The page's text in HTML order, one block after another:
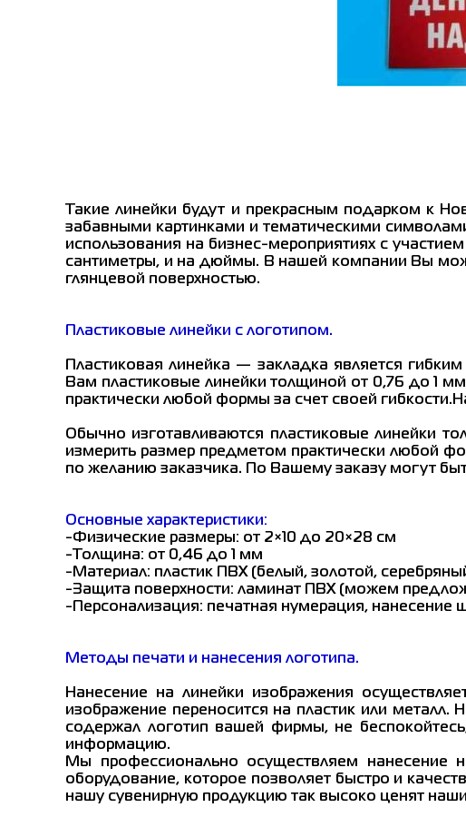
Такие линейки будут и прекрасным подарком к
забавными картинками и тематическими
использования на бизнес-мероприятиях с
сантиметры, и на дюймы. В нашей компании Вы
глянцевой поверхностью.
Пластиковые линейки с логотипом.
Пластиковая линейка — закладка является
Вам пластиковые линейки толщиной от 0,76 до 1
практически любой формы за счет своей
Обычно изготавливаются пластиковые линейки
измерить размер предметом практически любой
по желанию заказчика. По Вашему заказу могут
Основные характеристики:
-Физические размеры: от 2×10 до 20×28 см
-Толщина: от 0,46 до 1 мм
-Материал: пластик ПВХ (белый, золотой,
-Защита поверхности: ламинат ПВХ (можем
-Персонализация: печатная нумерация, нанесение
Методы печати и нанесения логотипа.
Нанесение на линейки изображения
изображение переносится на пластик или
содержал логотип вашей фирмы, не
информацию.
Мы профессионально осуществляем нанесение
оборудование, которое позволяет быстро и
нашу сувенирную продукцию так высоко ценят